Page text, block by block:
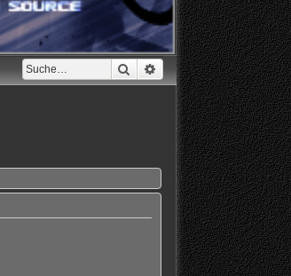
Suche Erweiterte Suche